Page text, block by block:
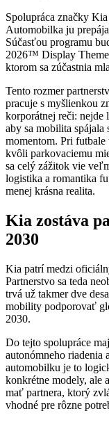
Spolupráca značky
Automobilka ju
Súčasťou programu
2026™ Display
ktorom sa zúčastnia
Tento rozmer
pracuje s myšlienkou
korporátnej reči: nejde
aby sa mobilita
momentom. Pri futbale
kvôli parkovaciemu
sa celý zážitok vie
logistika a romantika
menej krásna realita.
Kia zostáva
2030
Kia patrí medzi
Partnerstvo sa teda
trvá už takmer dve
mobility podporovať
2030.
Do tejto spolupráce
autonómneho riadenia
automobilku je to
konkrétne modely, ale
mať partnera, ktorý
vhodné pre rôzne